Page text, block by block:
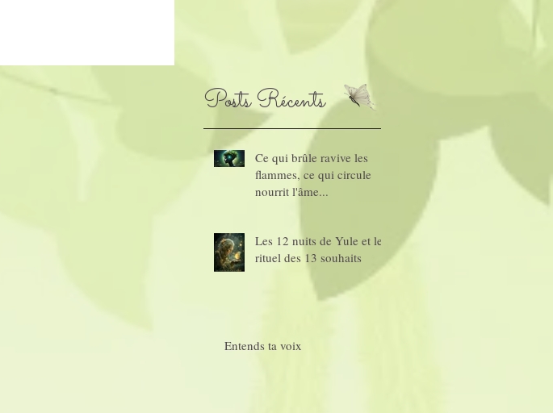
Posts Récents
Ce qui brûle ravive les
flammes, ce qui circule
nourrit l'âme...
Les 12 nuits de Yule et le
rituel des 13 souhaits
Entends ta voix